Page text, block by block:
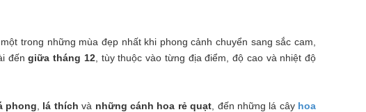
trong những mùa đẹp nhất khi phong cảnh chuyển sang sắc cam,
đếngiữa tháng 12, tùy thuộc vào từng địa điểm, độ cao và nhiệt độ
phong lá thích và những cánh hoa rẻ quạt , đến những lá cây hoa